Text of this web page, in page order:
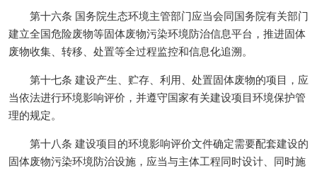
第十六条 国务院生态环境主管部门应当会同国务院有关部门
建立全国危险废物等固体废物污染环境防治信息平台，推进固体
废物收集、转移、处置等全过程监控和信息化追溯。
第十七条 建设产生、贮存、利用、处置固体废物的项目，应
当依法进行环境影响评价，并遵守国家有关建设项目环境保护管
理的规定。
第十八条 建设项目的环境影响评价文件确定需要配套建设的
固体废物污染环境防治设施，应当与主体工程同时设计、同时施